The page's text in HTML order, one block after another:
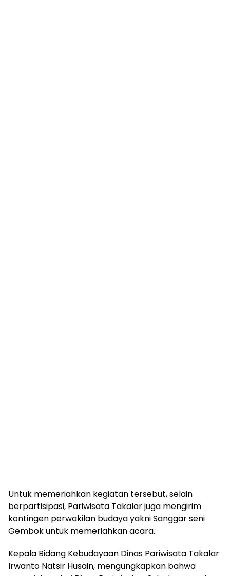
Untuk memeriahkan kegiatan tersebut, selain
berpartisipasi, Pariwisata Takalar juga mengirim
kontingen perwakilan budaya yakni Sanggar seni
Gembok untuk memeriahkan acara.
Kepala Bidang Kebudayaan Dinas Pariwisata Takalar
Irwanto Natsir Husain, mengungkapkan bahwa